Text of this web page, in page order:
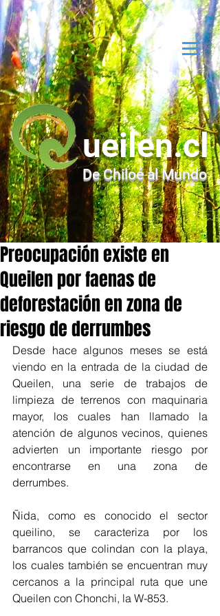
ueilen.cl
De Chiloé al Mundo
Preocupación existe en
Queilen por faenas de
deforestación en zona de
riesgo de derrumbes
Desde hace algunos meses se está
viendo en la entrada de la ciudad de
Queilen, una serie de trabajos de
limpieza de terrenos con maquinaria
mayor, los cuales han llamado la
atención de algunos vecinos, quienes
advierten un importante riesgo por
encontrarse en una zona de
derrumbes.
Ñida, como es conocido el sector
queilino, se caracteriza por los
barrancos que colindan con la playa,
los cuales también se encuentran muy
cercanos a la principal ruta que une
Queilen con Chonchi, la W-853.